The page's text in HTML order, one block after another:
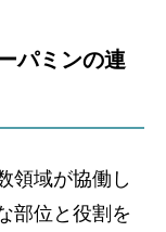
パミンの連
領域が協働し
部位と役割を